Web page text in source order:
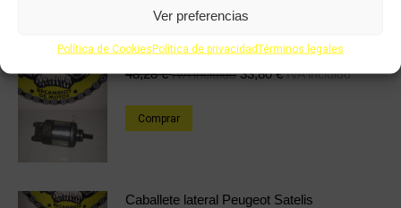
Ver preferencias
Política de CookiesPolítica de privacidadTérminos legales
Motor de arranque Peugeot Satelis
48,28€ IVA incluido 33,80€ IVA incluido
Comprar
Caballete lateral Peugeot Satelis